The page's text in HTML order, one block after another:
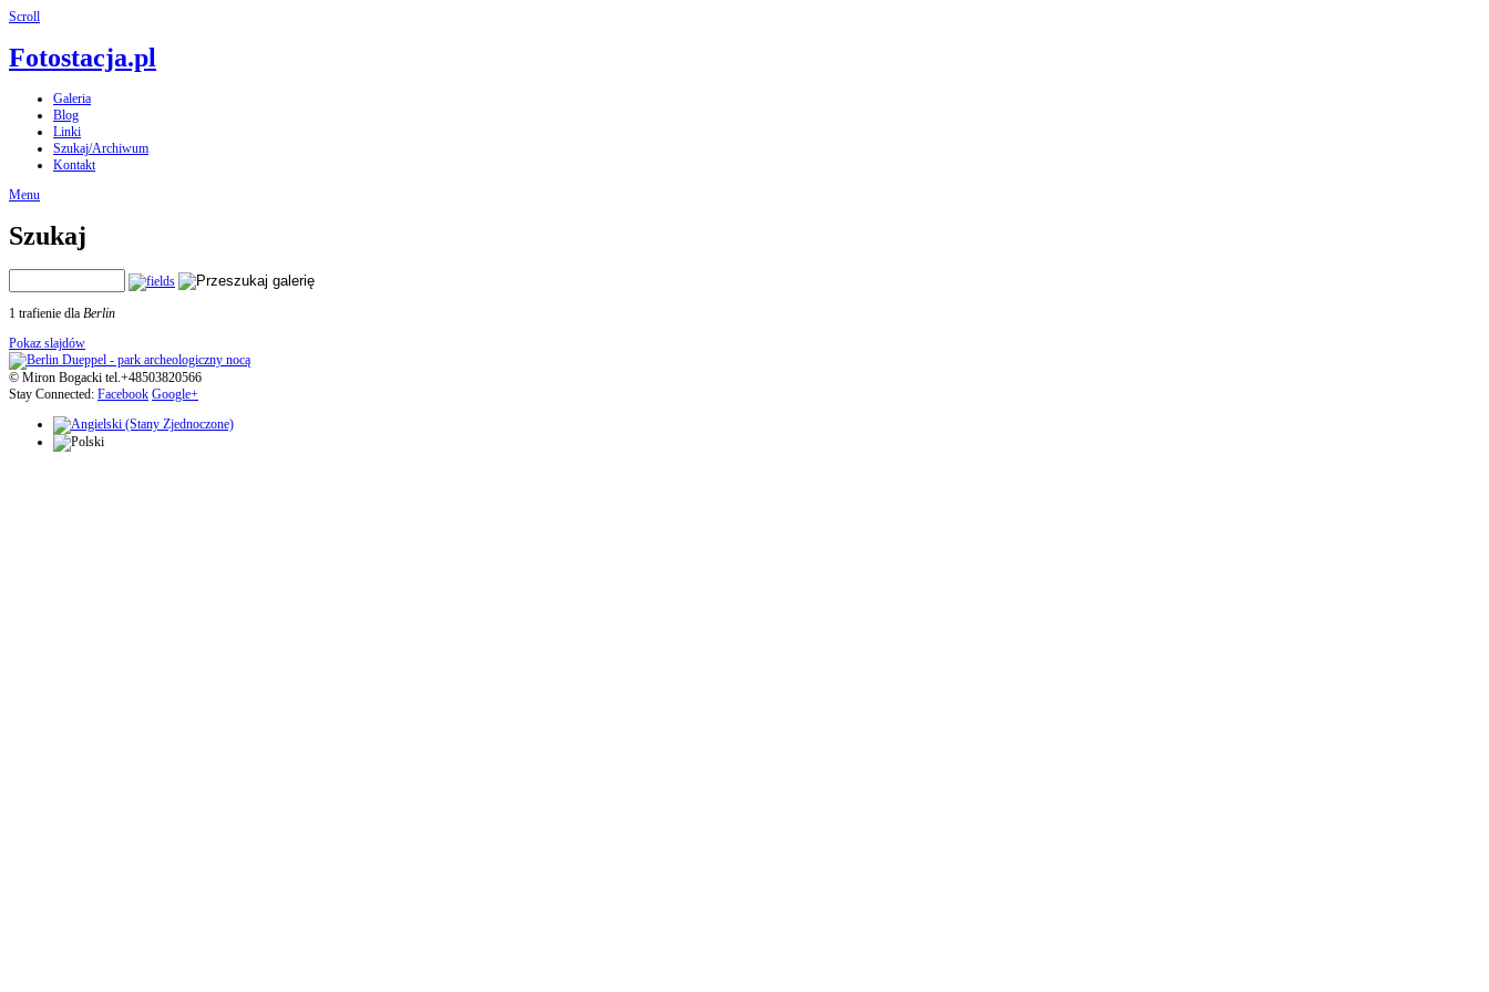
Scroll
Fotostacja.pl
Galeria
Blog
Linki
Szukaj/Archiwum
Kontakt
Menu
Szukaj
1 trafienie dla Berlin
Pokaz slajdów
© Miron Bogacki tel.+48503820566
Stay Connected: Facebook Google+